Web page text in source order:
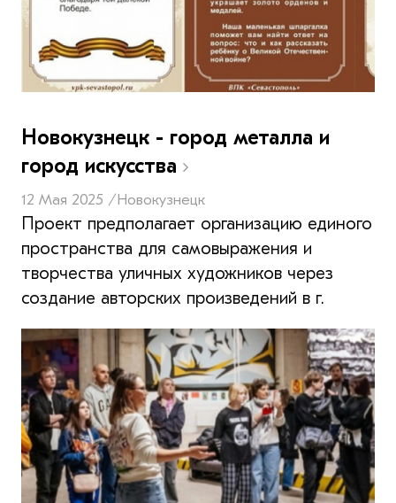
Новокузнецк - город металла и
город искусства
12 Мая 2025 /Новокузнецк
Проект предполагает организацию единого
пространства для самовыражения и
творчества уличных художников через
создание авторских произведений в г.